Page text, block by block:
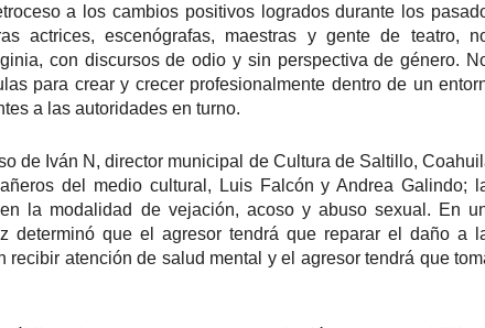
a los cambios positivos logrados durante los
actrices, escenógrafas, maestras y gente de teatro,
con discursos de odio y sin perspectiva de género.
para crear y crecer profesionalmente dentro de un
a las autoridades en turno.
de Iván N, director municipal de Cultura de Saltillo,
del medio cultural, Luis Falcón y Andrea Galindo;
la modalidad de vejación, acoso y abuso sexual. En
determinó que el agresor tendrá que reparar el daño a
recibir atención de salud mental y el agresor tendrá que
Argentina
𝗔𝘇𝗰𝘂𝗿𝗿𝗮 se pone en la piel de la
¡𝙑𝙞𝙫𝙖 𝙡𝙖 𝙫𝙞𝙙𝙖!, el unipersonal
sobre la artista mexicana, de
𝗲𝗹 𝗺𝗲𝗷𝗼𝗿 𝗱𝗲 𝗹𝗼𝘀 𝘁𝗿𝗶𝘂𝗻𝗳𝗼𝘀 𝘀𝗶 𝘀𝗲